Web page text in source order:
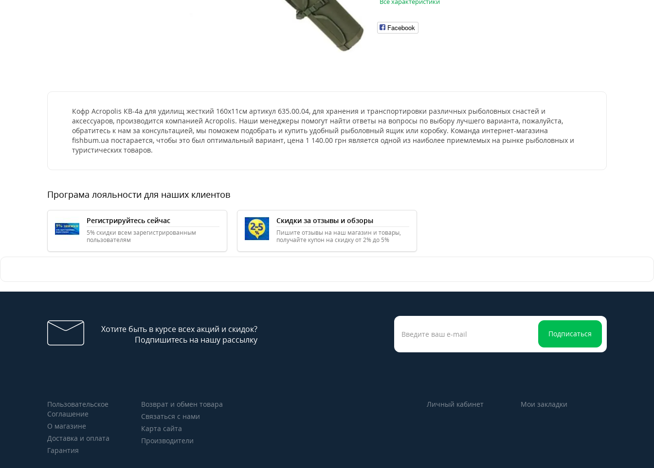
Facebook
Кофр Acropolis КВ-4а для удилищ жесткий 160х11см артикул 635.00.04, для хранения и транспортировки различных рыболовных снастей и
аксессуаров, производится компанией Acropolis. Наши менеджеры помогут найти ответы на вопросы по выбору лучшего варианта, пожалуйста,
обратитесь к нам за консультацией, мы поможем подобрать и купить удобный рыболовный ящик или коробку. Команда интернет-магазина
fishbum.ua постарается, чтобы это был оптимальный вариант, цена 1 140.00 грн является одной из наиболее приемлемых на рынке рыболовных и
туристических товаров.
Програма лояльности для наших клиентов
Регистрируйтесь сейчас
5% скидки всем зарегистрированным
пользователям
Скидки за отзывы и обзоры
Пишите отзывы на наш магазин и товары,
получайте купон на скидку от 2% до 5%
Хотите быть в курсе всех акций и скидок?
Подпишитесь на нашу рассылку
Подписаться
Пользовательское
Соглашение
О магазине
Доставка и оплата
Гарантия
Возврат и обмен товара
Связаться с нами
Карта сайта
Производители
Личный кабинет Мои закладки